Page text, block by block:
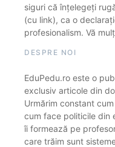
siguri că înțelegeți
(cu link), ca o
profesionalism. Vă
DESPRE NOI
EduPedu.ro este o
exclusiv articole din
Urmărim constant
cum face politicile din
îi formează pe
care trăim sunt